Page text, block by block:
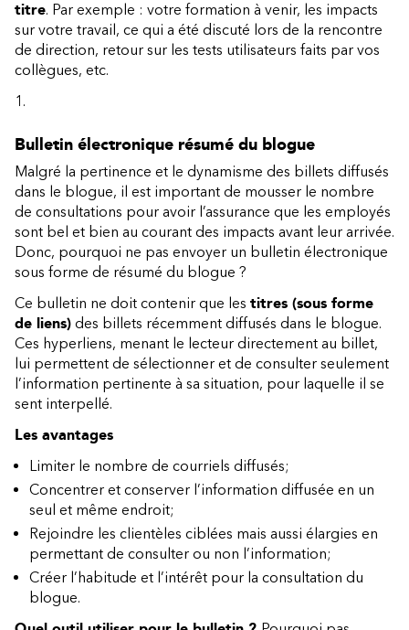
titre. Par exemple : votre formation à venir, les impacts
sur votre travail, ce qui a été discuté lors de la rencontre
de direction, retour sur les tests utilisateurs faits par vos
collègues, etc.
Bulletin électronique résumé du blogue
Malgré la pertinence et le dynamisme des billets diffusés
dans le blogue, il est important de mousser le nombre
de consultations pour avoir l’assurance que les employés
sont bel et bien au courant des impacts avant leur arrivée.
Donc, pourquoi ne pas envoyer un bulletin électronique
sous forme de résumé du blogue ?
Ce bulletin ne doit contenir que les titres (sous forme
de liens) des billets récemment diffusés dans le blogue.
Ces hyperliens, menant le lecteur directement au billet,
lui permettent de sélectionner et de consulter seulement
l’information pertinente à sa situation, pour laquelle il se
sent interpellé.
Les avantages
Limiter le nombre de courriels diffusés;
Concentrer et conserver l’information diffusée en un
seul et même endroit;
Rejoindre les clientèles ciblées mais aussi élargies en
permettant de consulter ou non l’information;
Créer l’habitude et l’intérêt pour la consultation du
blogue.